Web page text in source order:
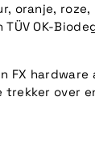
oranje, roze,
OK-
FX
trekker over